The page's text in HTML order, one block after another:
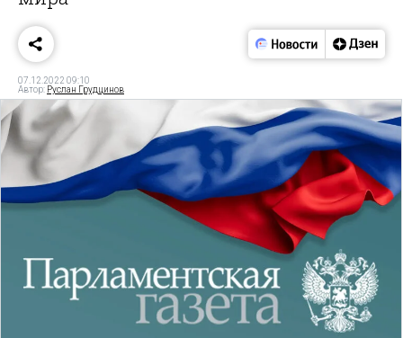
07.12.2022 09:10
Автор: Руслан Грудцинов